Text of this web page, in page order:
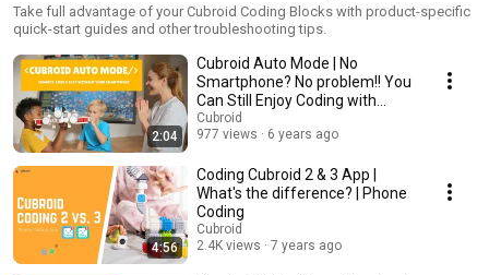
Support
Take full advantage of your Cubroid Coding Blocks with product-specific
quick-start guides and other troubleshooting tips.
2:04
Cubroid Auto Mode | No
Smartphone? No problem!! You
Can Still Enjoy Coding with
Cubroid
Cubroid
977 views
6 years ago
4:56
Coding Cubroid 2 & 3 App |
What's the difference? | Phone
Coding
Cubroid
2.4K views
7 years ago